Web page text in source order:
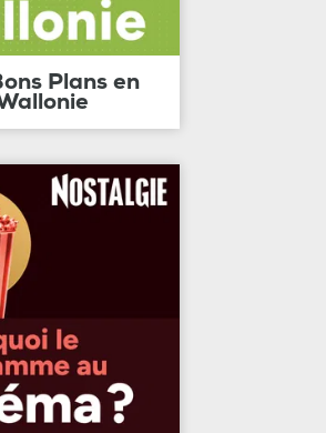
Plans en